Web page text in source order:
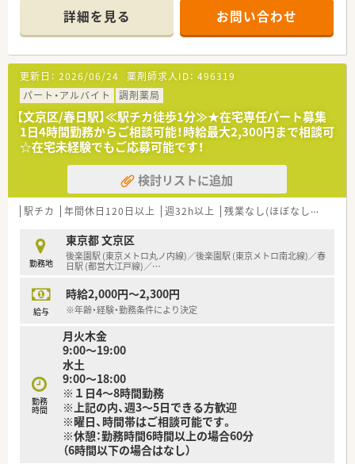
■薬剤師として更なるキャリアアップを目指す方はもちろん、薬
剤師としての枠を超えたキャリアアップのチャンスがたくさん
ある環境です
■東京、神奈川、千葉、埼玉を中心に約130店舗展開中の大手チェ
ーン薬局です
詳細を見る お問い合わせ
更新日： 2026/06/24 薬剤師求人ID： 496319
パート・アルバイト
調剤薬局
【文京区/春日駅】≪駅チカ徒歩1分≫★在宅専任パート募集
1日4時間勤務からご相談可能！時給最大2,300円まで相談可
☆在宅未経験でもご応募可能です！
検討リストに追加
駅チカ 年間休日120日以上 週32h以上 残業なし(ほぼなし含む)
勤務地
東京都 文京区
後楽園駅 (東京メトロ丸ノ内線)／後楽園駅 (東京メトロ南北線)／春
日駅 (都営大江戸線)／…
給与
時給2,000円～2,300円
※年齢・経験・勤務条件により決定
勤務
時間
月火木金
9:00～19:00
水土
9:00～18:00
※１日4～8時間勤務
※上記の内、週3～5日できる方歓迎
※曜日、時間帯はご相談可能です。
※休憩：勤務時間6時間以上の場合60分
（6時間以下の場合はなし）